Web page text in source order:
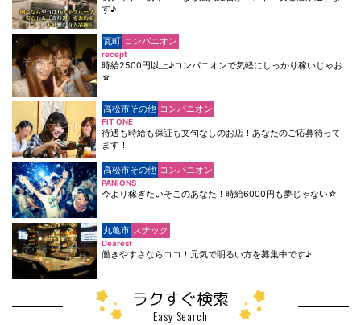
す♪
瓦町 コンパニオン
recept
時給2500円以上♪コンパニオンで気軽にしっかり稼いじゃお
☆
高松市その他 コンパニオン
FIT ONE
待遇も時給も保証も文句なしのお店！あなたのご応募待って
ます！
高松市その他 コンパニオン
PANIONS
今より稼ぎたいそこのあなた！時給6000円も夢じゃない☆
丸亀市 スナック
Dearest
働きやすさならココ！元気で明るい方を募集中です♪
ラクすぐ検索
Easy Search